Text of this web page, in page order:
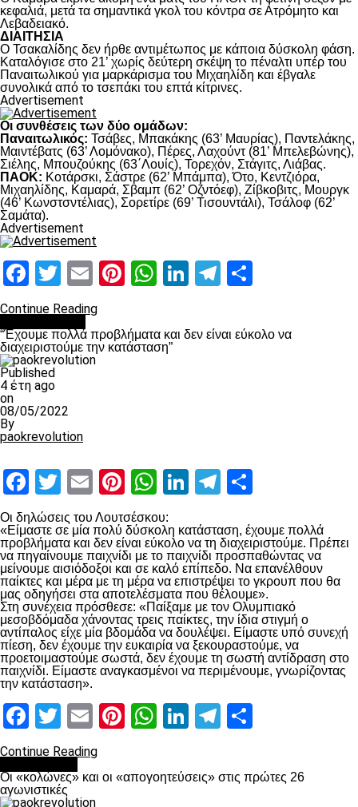
κεφαλιά, μετά τα σημαντικά γκολ του κόντρα σε Ατρόμητο και
Λεβαδειακό.
ΔΙΑΙΤΗΣΙΑ
Ο Τσακαλίδης δεν ήρθε αντιμέτωπος με κάποια δύσκολη φάση.
Καταλόγισε στο 21’ χωρίς δεύτερη σκέψη το πέναλτι υπέρ του
Παναιτωλικού για μαρκάρισμα του Μιχαηλίδη και έβγαλε
συνολικά από το τσεπάκι του επτά κίτρινες.
Advertisement
Οι συνθέσεις των δύο ομάδων:
Παναιτωλικός: Τσάβες, Μπακάκης (63’ Μαυρίας), Παντελάκης,
Μαιντέβατς (63’ Λομόνακο), Πέρες, Λαχούντ (81’ Μπελεβώνης),
Σιέλης, Μπουζούκης (63΄Λουίς), Τορεχόν, Στάγιτς, Λιάβας.
ΠΑΟΚ: Κοτάρσκι, Σάστρε (62’ Μπάμπα), Ότο, Κεντζιόρα,
Μιχαηλίδης, Καμαρά, Σβαμπ (62’ Οζντόεφ), Ζίβκοβιτς, Μουργκ
(46’ Κωνστσντέλιας), Σορετίρε (69’ Τισουντάλι), Τσάλοφ (62’
Σαμάτα).
Advertisement
Facebook
Twitter
EmailPinterest
WhatsApp
LinkedIn
Telegram
Continue Reading
“Έχουμε πολλά προβλήματα και δεν είναι εύκολο να
διαχειριστούμε την κατάσταση”
Published
4 έτη ago
on
08/05/2022
By
paokrevolution
Facebook
Twitter
EmailPinterest
WhatsApp
LinkedIn
Telegram
Οι δηλώσεις του Λουτσέσκου:
«Είμαστε σε μία πολύ δύσκολη κατάσταση, έχουμε πολλά
προβλήματα και δεν είναι εύκολο να τη διαχειριστούμε. Πρέπει
να πηγαίνουμε παιχνίδι με το παιχνίδι προσπαθώντας να
μείνουμε αισιόδοξοι και σε καλό επίπεδο. Να επανέλθουν
παίκτες και μέρα με τη μέρα να επιστρέψει το γκρουπ που θα
μας οδηγήσει στα αποτελέσματα που θέλουμε».
Στη συνέχεια πρόσθεσε: «Παίξαμε με τον Ολυμπιακό
μεσοβδόμαδα χάνοντας τρεις παίκτες, την ίδια στιγμή ο
αντίπαλος είχε μία βδομάδα να δουλέψει. Είμαστε υπό συνεχή
πίεση, δεν έχουμε την ευκαιρία να ξεκουραστούμε, να
προετοιμαστούμε σωστά, δεν έχουμε τη σωστή αντίδραση στο
παιχνίδι. Είμαστε αναγκασμένοι να περιμένουμε, γνωρίζοντας
την κατάσταση».
Facebook
Twitter
EmailPinterest
WhatsApp
LinkedIn
Telegram
Continue Reading
Οι «κολώνες» και οι «απογοητεύσεις» στις πρώτες 26
αγωνιστικές